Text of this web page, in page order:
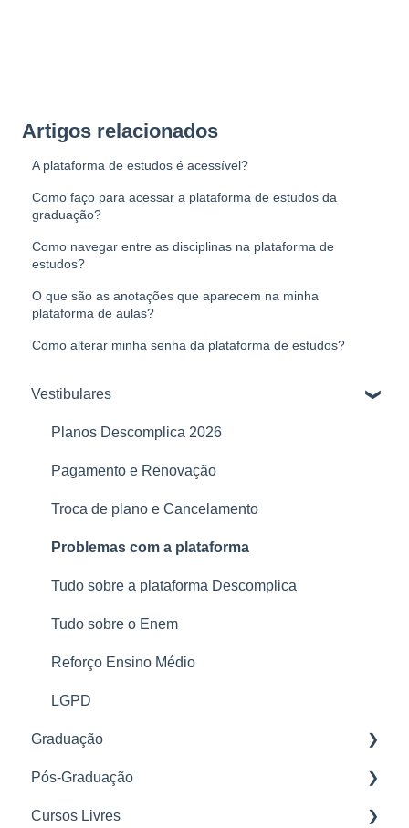
Artigos relacionados
A plataforma de estudos é acessível?
Como faço para acessar a plataforma de estudos da
graduação?
Como navegar entre as disciplinas na plataforma de
estudos?
O que são as anotações que aparecem na minha
plataforma de aulas?
Como alterar minha senha da plataforma de estudos?
Vestibulares
Planos Descomplica 2026
Pagamento e Renovação
Troca de plano e Cancelamento
Problemas com a plataforma
Tudo sobre a plataforma Descomplica
Tudo sobre o Enem
Reforço Ensino Médio
LGPD
Graduação
Novos alunos
Secretaria
Pós-Graduação
Nosso Método
Cursos Livres